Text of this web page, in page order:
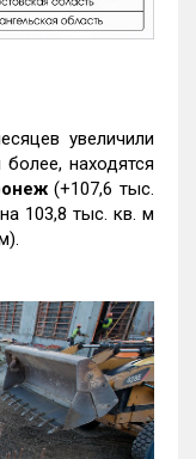
увеличили
находятся
(+107,6 тыс.
103,8 тыс. кв. м